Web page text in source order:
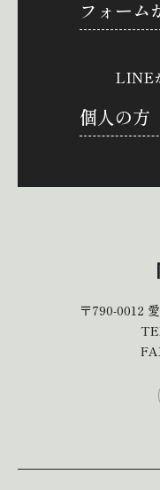
フォーム
LINE
個人の方
〒790-0012